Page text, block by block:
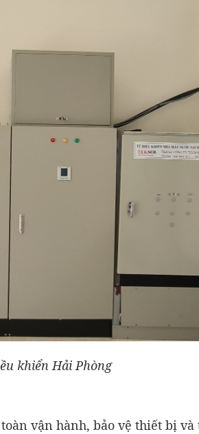
khiển Hải Phòng
vận hành, bảo vệ thiết bị